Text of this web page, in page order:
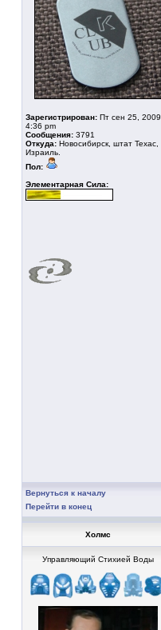
Зарегистрирован: Пт сен 25, 2009
4:36 pm
Сообщения: 3791
Откуда: Новосибирск, штат Техас,
Израиль.
Пол:
Элементарная Сила:
Вернуться к началу
Перейти в конец
Холмс
Управляющий Стихией Воды